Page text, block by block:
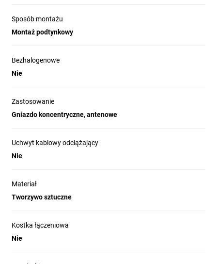
Sposób montażu
Montaż podtynkowy
Bezhalogenowe
Nie
Zastosowanie
Gniazdo koncentryczne, antenowe
Uchwyt kablowy odciążający
Nie
Materiał
Tworzywo sztuczne
Kostka łączeniowa
Nie